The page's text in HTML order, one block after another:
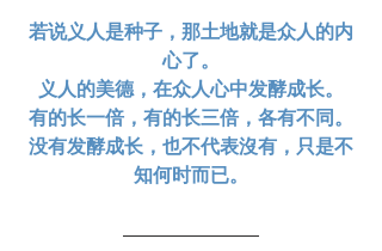
若说义人是种子，那土地就是众人的内
心了。
义人的美德，在众人心中发酵成长。
有的长一倍，有的长三倍，各有不同。
没有发酵成长，也不代表沒有，只是不
知何时而已。